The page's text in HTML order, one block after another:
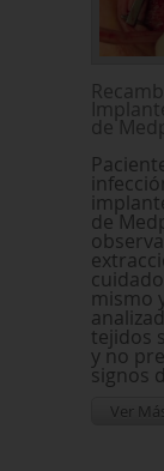
de
de
mismo
tejidos
y no
signos
Ver